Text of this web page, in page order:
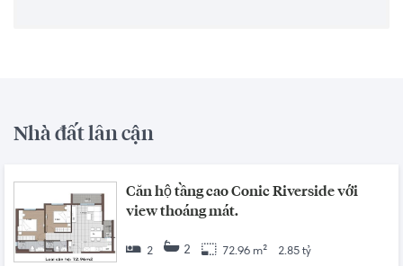
Nhà đất lân cận
Căn hộ tầng cao Conic Riverside với
view thoáng mát.
2 2 72.96 m² 2.85 tỷ